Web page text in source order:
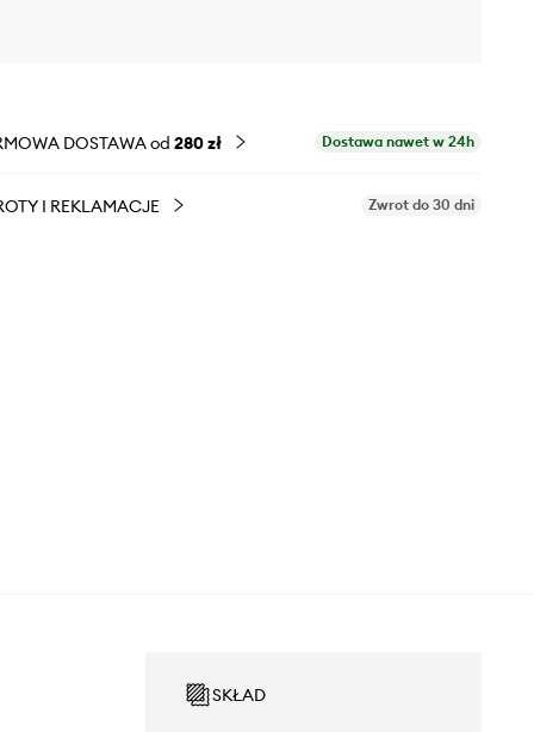
DOSTAWA od 280 zł Dostawa nawet w 24h
I REKLAMACJE Zwrot do 30 dni
SKŁAD